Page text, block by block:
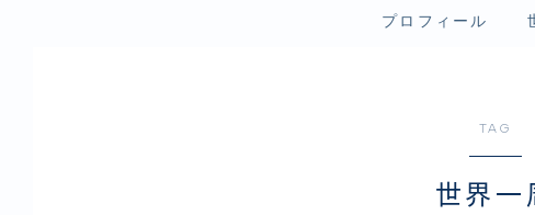
プロフィール
TAG
世界一